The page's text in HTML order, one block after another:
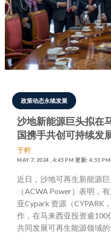
政策动态永续发展
沙地新能源巨头拟在
国携手共创可持续发
于軒
MAY 7, 2024 , 4:45 PM 更新: 4:51 PM
近日，沙地可再生新能源
（ACWA Power）表明，
亚Cypark 资源（CYPARK
作，在马来西亚投资逾100
共同发展可再生能源领域的